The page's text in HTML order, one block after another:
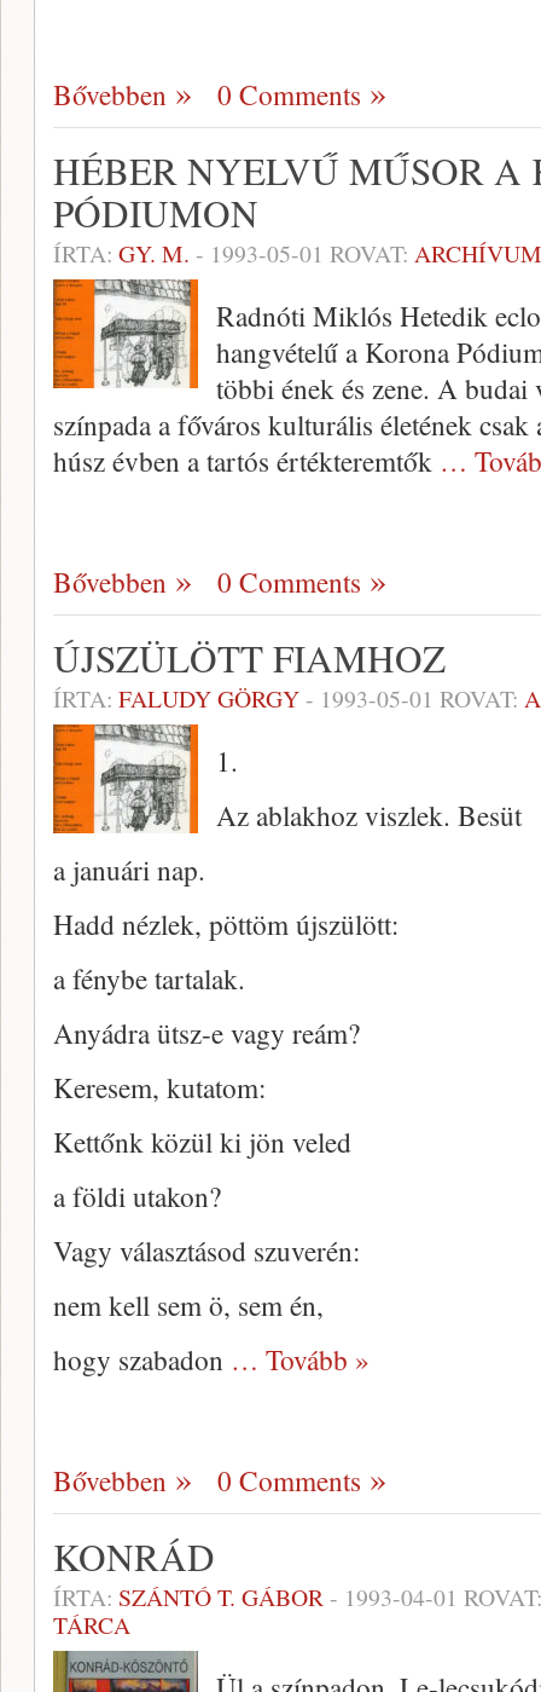
Bővebben 0 Comments
HÉBER NYELVŰ MŰSOR A
PÓDIUMON
ÍRTA: GY. M. - 1993-05-01 ROVAT: ARCHÍVUM
Radnóti Miklós Hetedik
hangvételű a Korona
többi ének és zene. A
színpada a főváros kulturális életének
húsz évben a tartós értékteremtők …
Bővebben 0 Comments
ÚJSZÜLÖTT FIAMHOZ
ÍRTA: FALUDY GÖRGY- 1993-05-01 ROVAT:
1.
Az ablakhoz viszlek. Besüt
a januári nap.
Hadd nézlek, pöttöm újszülött:
a fénybe tartalak.
Anyádra ütsz-e vagy reám?
Keresem, kutatom:
Kettőnk közül ki jön veled
a földi utakon?
Vagy választásod szuverén:
nem kell sem ö, sem én,
hogy szabadon … Tovább »
Bővebben 0 Comments
KONRÁD
ÍRTA: SZÁNTÓ T. GÁBOR- 1993-04-01
TÁRCA